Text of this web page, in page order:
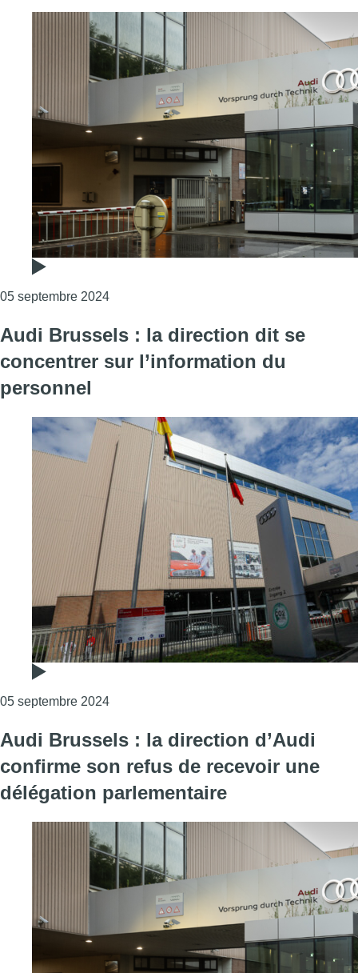
05 septembre 2024Consulter l'article "Audi Brussels : selon
Audi Brussels : la direction dit se
concentrer sur l’information du
personnel
05 septembre 2024Consulter l'article "Audi Brussels : la
Audi Brussels : la direction d’Audi
confirme son refus de recevoir une
délégation parlementaire